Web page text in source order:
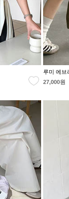
루미 에브
27,000원